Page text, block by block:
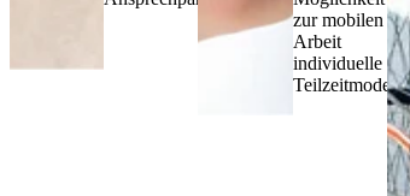
zur mobilen
Arbeit
individuelle
Teilzeitmodelle